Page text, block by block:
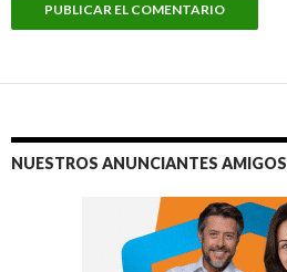
NUESTROS ANUNCIANTES AMIGOS